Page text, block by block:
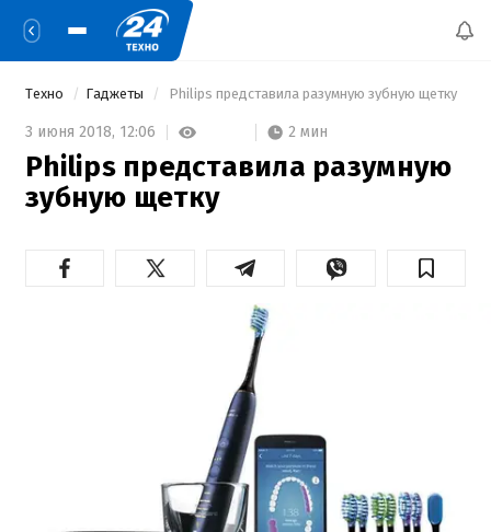
Техно Гаджеты Philips представила разумную зубную щетку
3 июня 2018, 12:06 2 мин
Philips представила разумную
зубную щетку